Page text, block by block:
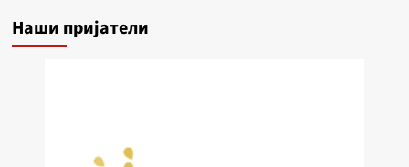
Наши пријатели